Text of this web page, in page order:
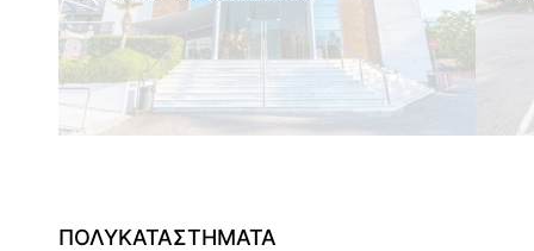
ΠΟΛΥΚΑΤΑΣΤΗΜΑΤΑ